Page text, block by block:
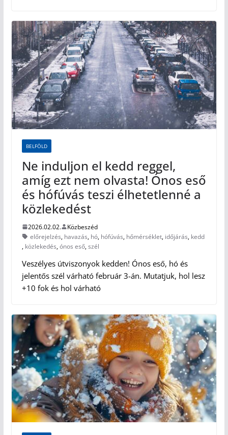
BELFÖLD
Ne induljon el kedd reggel,
amíg ezt nem olvasta! Ónos eső
és hófúvás teszi élhetetlenné a
közlekedést
2026.02.02.
Közbeszéd
előrejelzés, havazás, hó, hófúvás, hőmérséklet, időjárás, kedd
, közlekedés,ónos eső,szél
Veszélyes útviszonyok kedden! Ónos eső, hó és
jelentős szél várható február 3-án. Mutatjuk, hol lesz
+10 fok és hol várható